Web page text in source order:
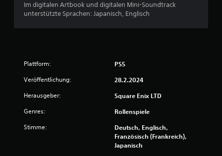
Im digitalen Artbook und digitalen Mini-Soundtrack
unterstützte Sprachen: Japanisch, Englisch
Plattform: PS5
Veröffentlichung: 28.2.2024
Herausgeber: Square Enix LTD
Genres: Rollenspiele
Stimme:
Deutsch, Englisch,
Französisch (Frankreich),
Japanisch